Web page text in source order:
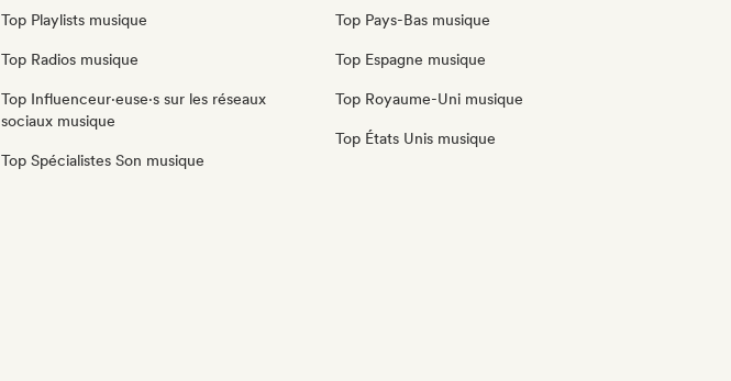
Top Playlists musique
Top Radios musique
Top Influenceur·euse·s sur les réseaux
sociaux musique
Top Spécialistes Son musique
Top Pays-Bas musique
Top Espagne musique
Top Royaume-Uni musique
Top États Unis musique